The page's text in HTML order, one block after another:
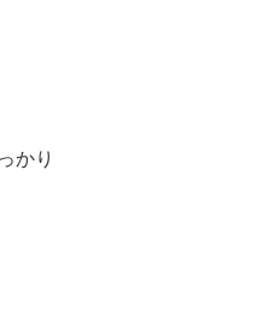
かり